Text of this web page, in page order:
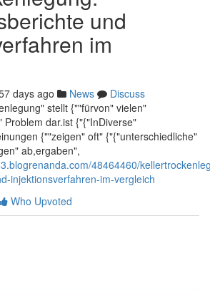
und
im
days ago News
Discuss
stellt {""fürvon" vielen"
Problem dar.ist {"{"InDiverse"
{""zeigen" oft" {"{"unterschiedliche"
ab,ergaben",
48464460/
injektionsverfahren-im-vergleich
Who Upvoted